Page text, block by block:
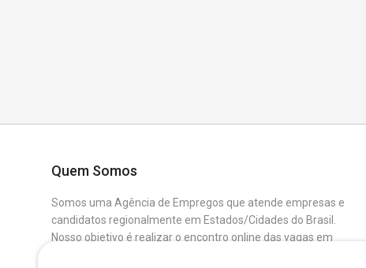
Quem Somos
Somos uma Agência de Empregos que atende empresas e
candidatos regionalmente em Estados/Cidades do Brasil.
Nosso objetivo é realizar o encontro online das vagas em